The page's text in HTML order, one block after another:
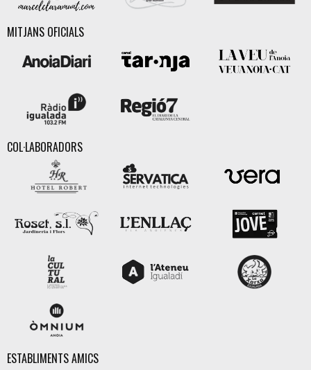
MITJANS OFICIALS
COL·LABORADORS
ESTABLIMENTS AMICS